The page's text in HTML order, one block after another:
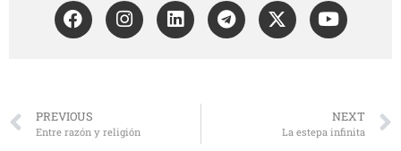
PREVIOUS
Entre razón y religión
NEXT
La estepa infinita